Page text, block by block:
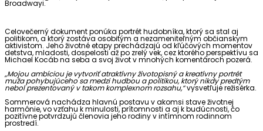
Broadwayi.
Celovečerný dokumentponúka portrét hudobníka, ktorý sa stal aj
politikom, a ktorý zostáva osobitým a nezameniteľným občianskym
aktivistom. Jeho životné etapy prechádzajú od kľúčových momentov
detstva, mladosti, dospelosti až po zrelý vek, cez ktorého perspektívu sa
Michael Kocáb na seba a svoj život v mnohých komentároch pozerá.
„Mojou ambíciou je vytvoriť atraktívny životopisný a kreatívny portrét
muža pohybujúceho sa medzi hudbou a politikou, ktorý nikdy predtým
nebol prezentovaný v takom komplexnom rozsahu,“vysvetľuje režisérka.
Sommerová nachádza hlavnú postavu v akomsi stave životnej
harmónie, vo vzťahu k minulosti, prítomnosti a aj k budúcnosti, čo
pozitívne potvrdzujú členovia jeho rodiny v intímnom rodinnom
prostredí.